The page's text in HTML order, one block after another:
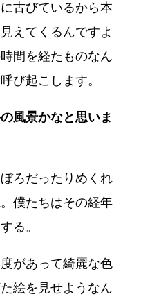
古びているから本
えてくるんですよ
間を経たものなん
び起こします。
風景かなと思いま
ろだったりめくれ
僕たちはその経年
る。
があって綺麗な色
絵を見せようなん